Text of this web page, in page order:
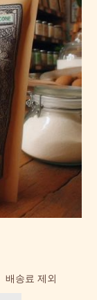
배송료 제외